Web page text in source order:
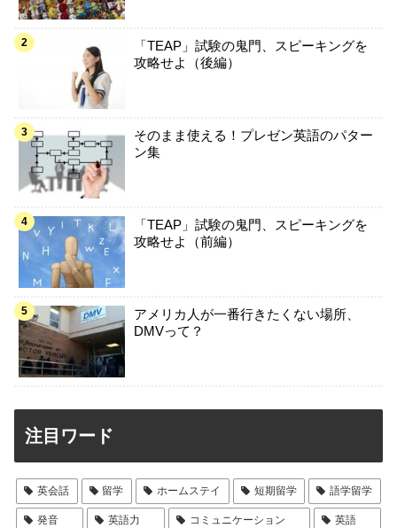
「TEAP」試験の鬼門、スピーキングを
攻略せよ（後編）
そのまま使える！プレゼン英語のパター
ン集
「TEAP」試験の鬼門、スピーキングを
攻略せよ（前編）
アメリカ人が一番行きたくない場所、
DMVって？
注目ワード
英会話 留学 ホームステイ 短期留学 語学留学
発音 英語力 コミュニケーション 英語